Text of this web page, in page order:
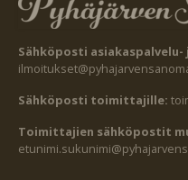
Sähköposti
Sähköposti toimittajille:
Toimittajien sähköpostit